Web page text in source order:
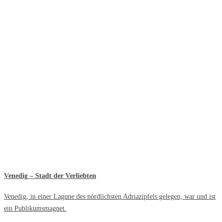
Venedig – Stadt der Verliebten
Venedig, in einer Lagune des nördlichsten Adriazipfels gelegen, war und ist
ein Publikumsmagnet.